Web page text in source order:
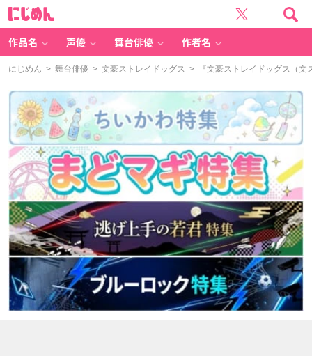
作品名 声優 舞台俳優 作者名
にじめん > 舞台俳優 > 文豪ストレイドッグス > 『文豪ストレイドッグス（文